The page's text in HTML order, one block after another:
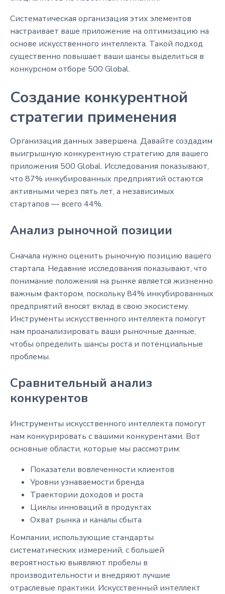
Систематическая организация этих элементов
настраивает ваше приложение на оптимизацию на
основе искусственного интеллекта. Такой подход
существенно повышает ваши шансы выделиться в
конкурсном отборе 500 Global.
Создание конкурентной
стратегии применения
Организация данных завершена. Давайте создадим
выигрышную конкурентную стратегию для вашего
приложения 500 Global. Исследования показывают,
что 87% инкубированных предприятий остаются
активными через пять лет, а независимых
стартапов — всего 44%.
Анализ рыночной позиции
Сначала нужно оценить рыночную позицию вашего
стартапа. Недавние исследования показывают, что
понимание положения на рынке является жизненно
важным фактором, поскольку 84% инкубированных
предприятий вносят вклад в свою экосистему.
Инструменты искусственного интеллекта помогут
нам проанализировать ваши рыночные данные,
чтобы определить шансы роста и потенциальные
проблемы.
Сравнительный анализ
конкурентов
Инструменты искусственного интеллекта помогут
нам конкурировать с вашими конкурентами. Вот
основные области, которые мы рассмотрим:
Показатели вовлеченности клиентов
Уровни узнаваемости бренда
Траектории доходов и роста
Циклы инноваций в продуктах
Охват рынка и каналы сбыта
Компании, использующие стандарты
систематических измерений, с большей
вероятностью выявляют пробелы в
производительности и внедряют лучшие
отраслевые практики. Искусственный интеллект